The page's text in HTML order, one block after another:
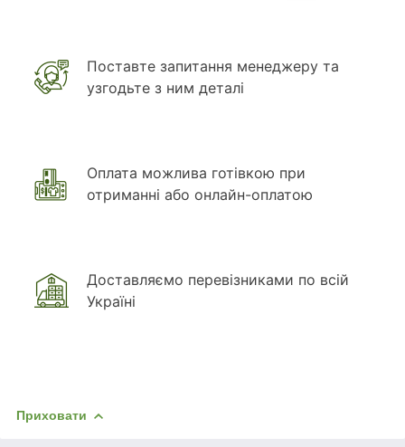
Поставте запитання менеджеру та
узгодьте з ним деталі
Оплата можлива готівкою при
отриманні або онлайн-оплатою
Доставляємо перевізниками по всій
Україні
Приховати